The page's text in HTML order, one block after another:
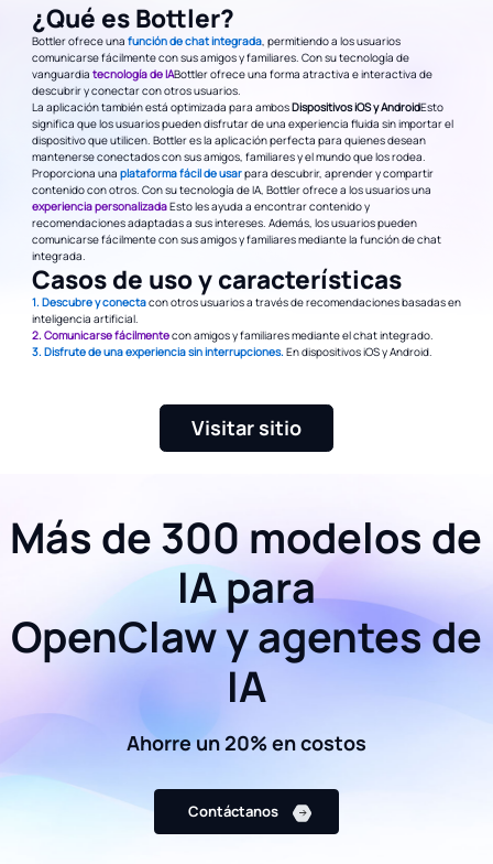
¿Qué es Bottler?
Bottler ofrece una función de chat integrada, permitiendo a los usuarios
comunicarse fácilmente con sus amigos y familiares. Con su tecnología de
vanguardia tecnología de IABottler ofrece una forma atractiva e interactiva de
descubrir y conectar con otros usuarios.
La aplicación también está optimizada para ambosDispositivos iOS y AndroidEsto
significa que los usuarios pueden disfrutar de una experiencia fluida sin importar el
dispositivo que utilicen. Bottler es la aplicación perfecta para quienes desean
mantenerse conectados con sus amigos, familiares y el mundo que los rodea.
Proporciona una plataforma fácil de usarpara descubrir, aprender y compartir
contenido con otros. Con su tecnología de IA, Bottler ofrece a los usuarios una
experiencia personalizadaEsto les ayuda a encontrar contenido y
recomendaciones adaptadas a sus intereses. Además, los usuarios pueden
comunicarse fácilmente con sus amigos y familiares mediante la función de chat
integrada.
Casos de uso y características
1. Descubre y conectacon otros usuarios a través de recomendaciones basadas en
inteligencia artificial.
2. Comunicarse fácilmentecon amigos y familiares mediante el chat integrado.
3. Disfrute de una experiencia sin interrupciones.En dispositivos iOS y Android.
Visitar sitio
Más de 300 modelos de
IA para
OpenClaw y agentes de
IA
Ahorre un 20% en costos
Contáctanos